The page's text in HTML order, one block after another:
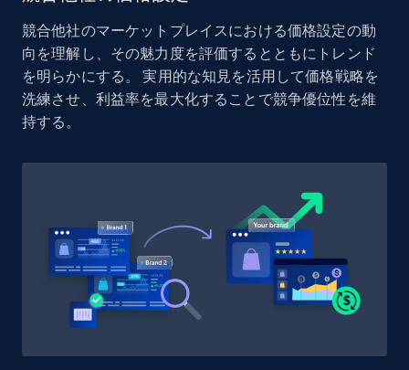
price, and more.
1.9K+ 323+ 今すぐ始める
URL, Product id, Listing inventory id, Title, Rating,
Reviews count shop, Reviews count item, Initial
price, and more.
1.9K+ 323+
競合他社のマーケットプレイスにおける価格設定の動
向を理解し、その魅力度を評価するとともにトレンド
を明らかにする。 実用的な知見を活用して価格戦略を
洗練させ、利益率を最大化することで競争優位性を維
持する。